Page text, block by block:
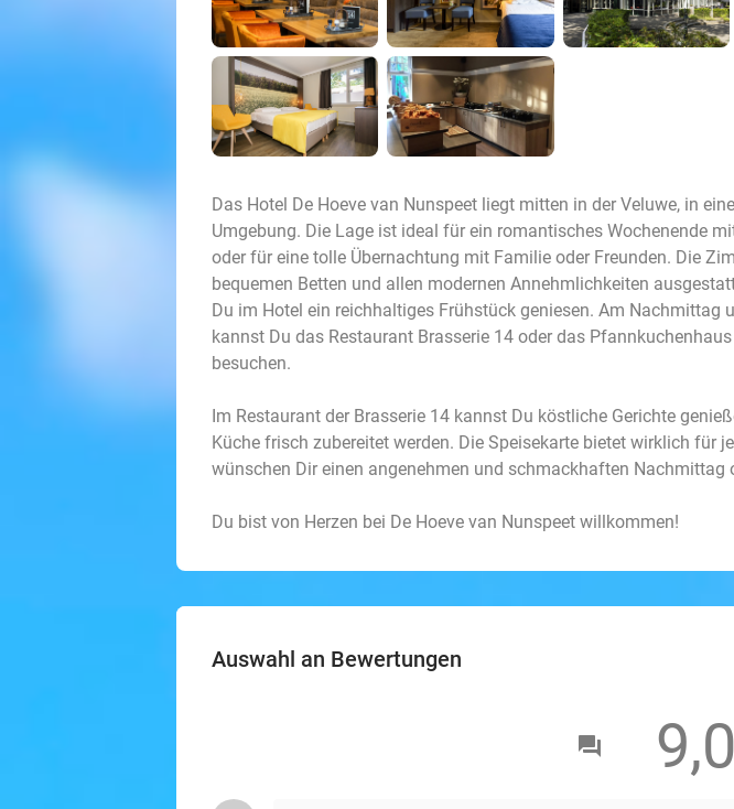
Das Hotel De Hoeve van Nunspeet liegt mitten in der Veluwe, in
Umgebung. Die Lage ist ideal für ein romantisches Wochenende
oder für eine tolle Übernachtung mit Familie oder Freunden. Die
bequemen Betten und allen modernen Annehmlichkeiten
Du im Hotel ein reichhaltiges Frühstück geniesen. Am Nachmittag
kannst Du das Restaurant Brasserie 14 oder das
besuchen.
Im Restaurant der Brasserie 14 kannst Du köstliche Gerichte
Küche frisch zubereitet werden. Die Speisekarte bietet wirklich für
wünschen Dir einen angenehmen und schmackhaften Nachmittag
Du bist von Herzen bei De Hoeve van Nunspeet willkommen!
Auswahl an Bewertungen
9,0